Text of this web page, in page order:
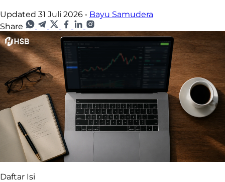
Updated 31 Juli 2026 • Bayu Samudera
Share
Daftar Isi